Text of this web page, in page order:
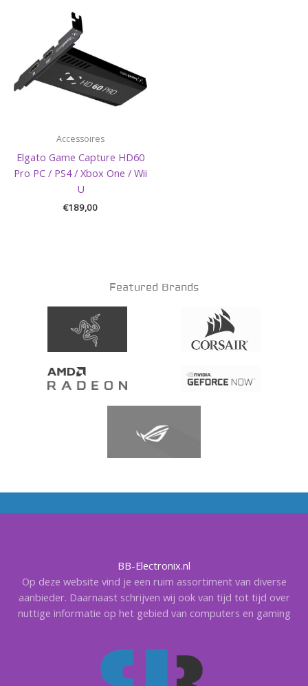
Accessoires
Elgato Game Capture HD60
Pro PC / PS4 / Xbox One / Wii
U
€189,00
Featured Brands
BB-Electronix.nl
Op deze website vind je een ruim assortiment van diverse
aanbieder. Daarnaast schrijven wij ook van tijd tot tijd over
nuttige informatie op het gebied van computers en gaming